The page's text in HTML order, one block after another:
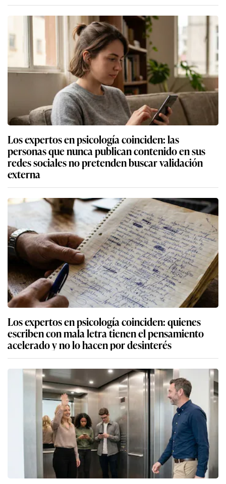
Los expertos en psicología coinciden: las
personas que nunca publican contenido en sus
redes sociales no pretenden buscar validación
externa
Los expertos en psicología coinciden: quienes
escriben con mala letra tienen el pensamiento
acelerado y no lo hacen por desinterés